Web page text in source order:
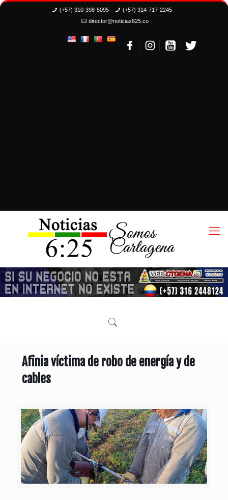
(+57) 310-398-5095
(+57) 314-717-2245
director@noticias625.co
Afinia víctima de robo de energía y de
cables